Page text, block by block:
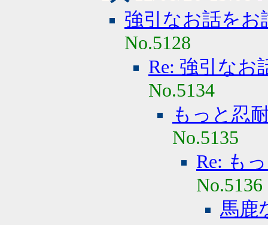
強引なお話をお
No.5128
Re: 強引なお
No.5134
もっと忍
No.5135
Re: も
No.5136
馬鹿